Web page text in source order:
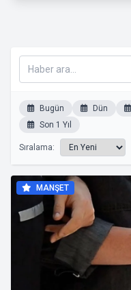
Bugün Dün
Son 1 Yıl
Sıralama:
MANŞET